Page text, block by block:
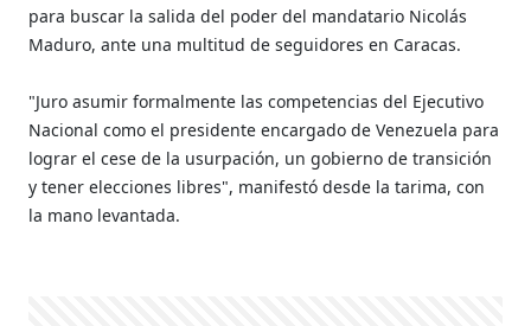
para buscar la salida del poder del mandatario Nicolás
Maduro, ante una multitud de seguidores en Caracas.
"Juro asumir formalmente las competencias del Ejecutivo
Nacional como el presidente encargado de Venezuela para
lograr el cese de la usurpación, un gobierno de transición
y tener elecciones libres", manifestó desde la tarima, con
la mano levantada.